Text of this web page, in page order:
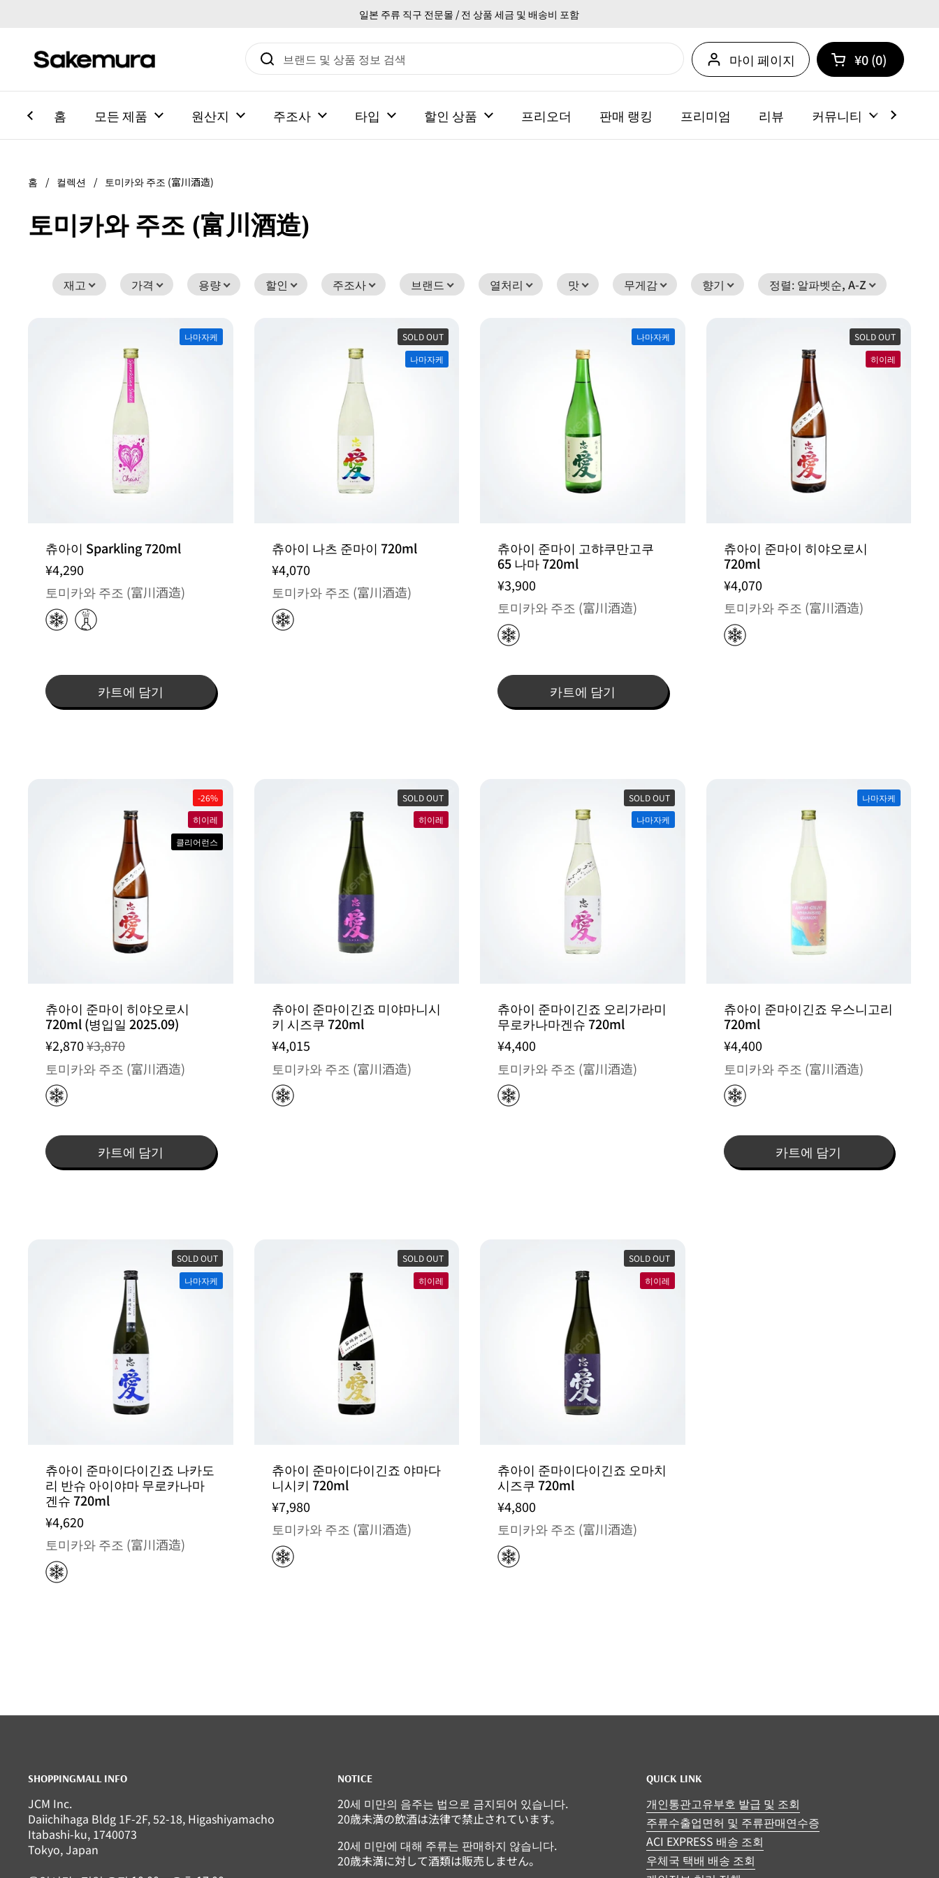
일본 주류 직구 전문몰 / 전 상품 세금 및 배송비 포함
마이 페이지 카트 열기
쇼핑 카트 총계:
¥0 0
카트 내에 제품
홈 모든 제품 원산지 주조사 타입 할인 상품 프리오더 판매 랭킹 프리미엄 리뷰 커뮤니티
홈 / 컬렉션 / 토미카와 주조 (富川酒造)
토미카와 주조 (富川酒造)
재고 가격 용량 할인 주조사 브랜드 열처리 맛 무게감 향기 정렬: 알파벳순, A-Z
츄아이 Sparkling 720ml
¥4,290
토미카와 주조 (富川酒造)
카트에 담기
나마자케
츄아이 나츠 준마이 720ml
¥4,070
토미카와 주조 (富川酒造)
SOLD OUT
나마자케
츄아이 준마이 고햐쿠만고쿠
65 나마 720ml
¥3,900
토미카와 주조 (富川酒造)
카트에 담기
나마자케
츄아이 준마이 히야오로시
720ml
¥4,070
토미카와 주조 (富川酒造)
SOLD OUT
히이레
츄아이 준마이 히야오로시
720ml (병입일 2025.09)
¥2,870¥3,870
토미카와 주조 (富川酒造)
카트에 담기
-26%
히이레
클리어런스
츄아이 준마이긴죠 미야마니시
키 시즈쿠 720ml
¥4,015
토미카와 주조 (富川酒造)
SOLD OUT
히이레
츄아이 준마이긴죠 오리가라미
무로카나마겐슈 720ml
¥4,400
토미카와 주조 (富川酒造)
SOLD OUT
나마자케
츄아이 준마이긴죠 우스니고리
720ml
¥4,400
토미카와 주조 (富川酒造)
카트에 담기
나마자케
츄아이 준마이다이긴죠 나카도
리 반슈 아이야마 무로카나마
겐슈 720ml
¥4,620
토미카와 주조 (富川酒造)
SOLD OUT
나마자케
츄아이 준마이다이긴죠 야마다
니시키 720ml
¥7,980
토미카와 주조 (富川酒造)
SOLD OUT
히이레
츄아이 준마이다이긴죠 오마치
시즈쿠 720ml
¥4,800
토미카와 주조 (富川酒造)
SOLD OUT
히이레
SHOPPINGMALL INFO
JCM Inc.
Daiichihaga Bldg 1F-2F, 52-18, Higashiyamacho
Itabashi-ku, 1740073
Tokyo, Japan
NOTICE
20세 미만의 음주는 법으로 금지되어 있습니다.
20歳未満の飲酒は法律で禁止されています。
20세 미만에 대해 주류는 판매하지 않습니다.
20歳未満に対して酒類は販売しません。
QUICK LINK
개인통관고유부호 발급 및 조회
주류수출업면허 및 주류판매연수증
ACI EXPRESS 배송 조회
우체국 택배 배송 조회